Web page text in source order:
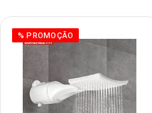
% PROMOÇÃO